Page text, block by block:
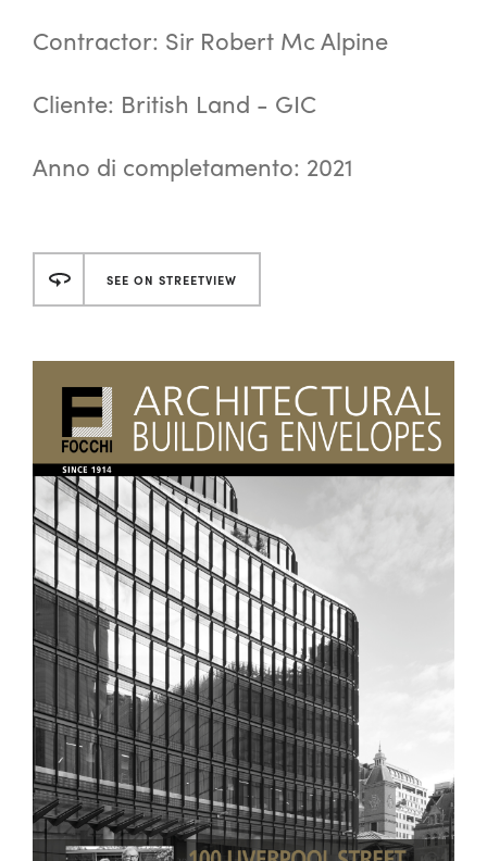
Contractor: Sir Robert Mc Alpine
Cliente: British Land - GIC
Anno di completamento: 2021
SEE ON STREETVIEW